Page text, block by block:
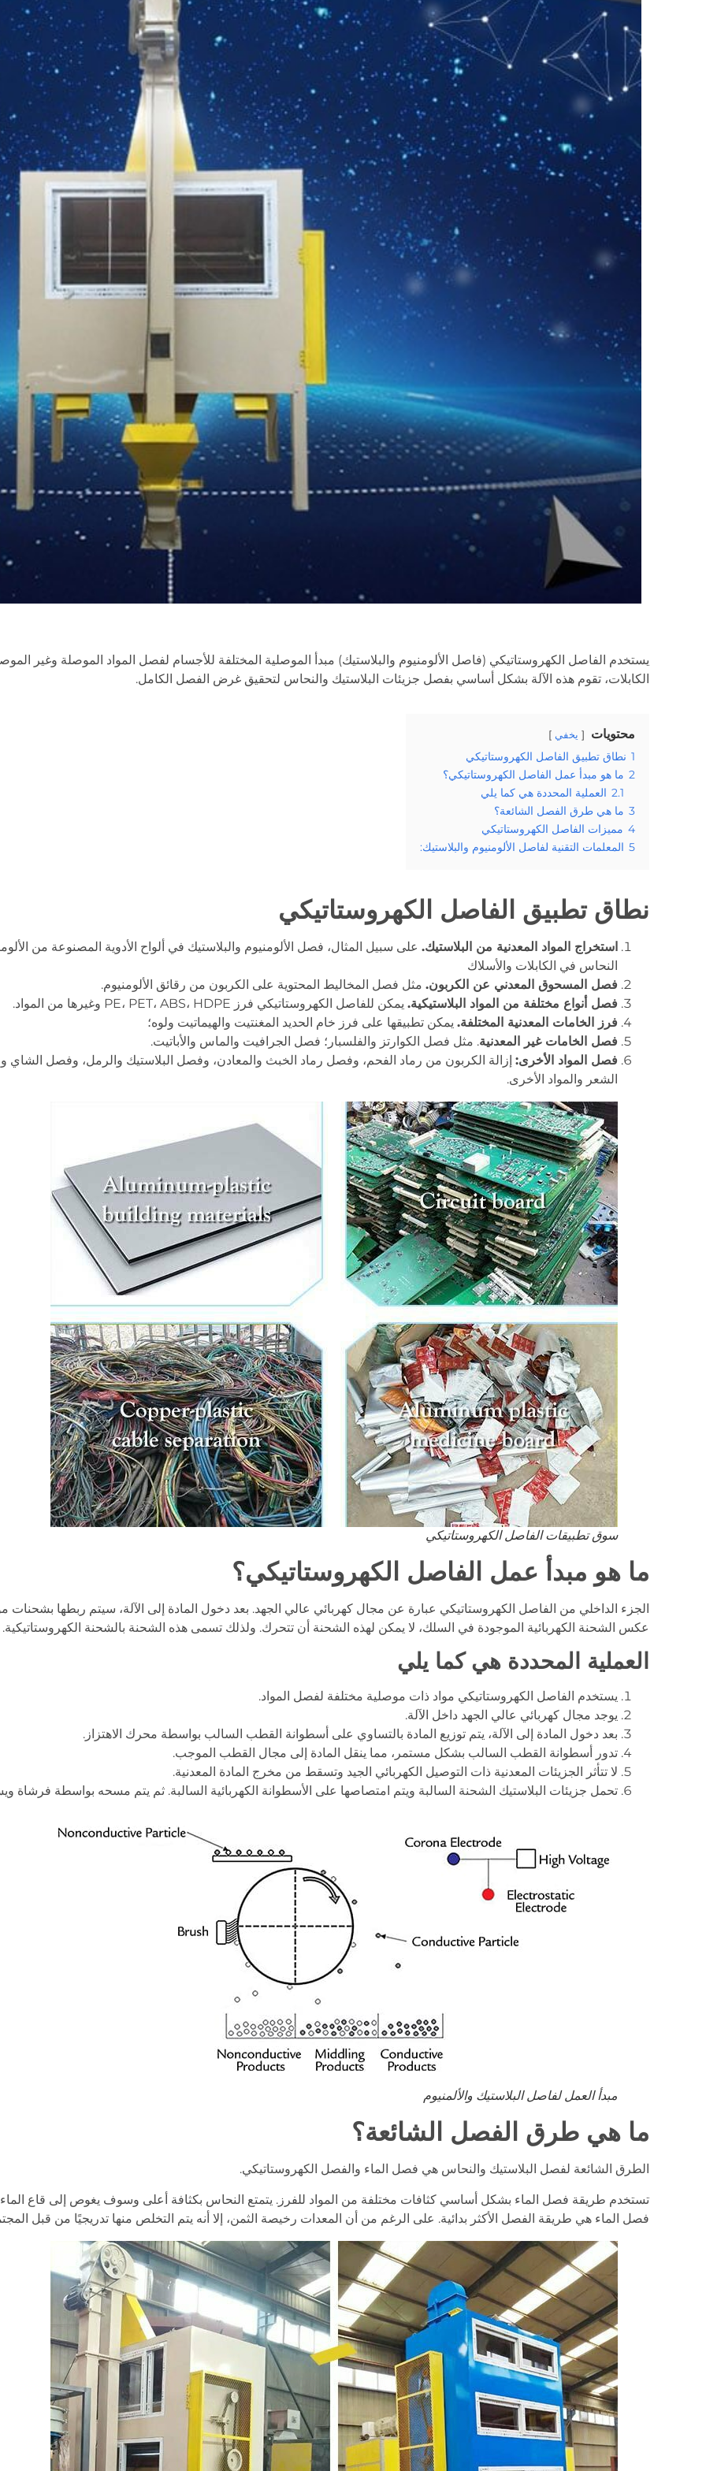
يستخدم الفاصل الكهروستاتيكي (فاصل الألومنيوم والبلاستيك) مبدأ الموصلية المختلفة للأجسام لفصل المواد الموصلة وغير
الكابلات، تقوم هذه الآلة بشكل أساسي بفصل جزيئات البلاستيك والنحاس لتحقيق غرض الفصل الكامل.
محتويات يخفي
1 نطاق تطبيق الفاصل الكهروستاتيكي
2 ما هو مبدأ عمل الفاصل الكهروستاتيكي؟
2.1 العملية المحددة هي كما يلي
3 ما هي طرق الفصل الشائعة؟
4 مميزات الفاصل الكهروستاتيكي
5 المعلمات التقنية لفاصل الألومنيوم والبلاستيك:
نطاق تطبيق الفاصل الكهروستاتيكي
استخراج المواد المعدنية من البلاستيك. على سبيل المثال، فصل الألومنيوم والبلاستيك في ألواح الأدوية المصنوعة من
النحاس في الكابلات والأسلاك
فصل المسحوق المعدني عن الكربون. مثل فصل المخاليط المحتوية على الكربون من رقائق الألومنيوم.
فصل أنواع مختلفة من المواد البلاستيكية. يمكن للفاصل الكهروستاتيكي فرز PE، PET، ABS، HDPE وغيرها من المواد.
فرز الخامات المعدنية المختلفة. يمكن تطبيقها على فرز خام الحديد المغنتيت والهيماتيت ولوه؛
فصل الخامات غير المعدنية. مثل فصل الكوارتز والفلسبار؛ فصل الجرافيت والماس والأباتيت.
فصل المواد الأخرى: إزالة الكربون من رماد الفحم، وفصل رماد الخبث والمعادن، وفصل البلاستيك والرمل، وفصل
الشعر والمواد الأخرى.
سوق تطبيقات الفاصل الكهروستاتيكي
ما هو مبدأ عمل الفاصل الكهروستاتيكي؟
الجزء الداخلي من الفاصل الكهروستاتيكي عبارة عن مجال كهربائي عالي الجهد. بعد دخول المادة إلى الآلة، سيتم ربطها بشحنات
عكس الشحنة الكهربائية الموجودة في السلك، لا يمكن لهذه الشحنة أن تتحرك. ولذلك تسمى هذه الشحنة بالشحنة الكهروستاتيكية.
العملية المحددة هي كما يلي
يستخدم الفاصل الكهروستاتيكي مواد ذات موصلية مختلفة لفصل المواد.
يوجد مجال كهربائي عالي الجهد داخل الآلة.
بعد دخول المادة إلى الآلة، يتم توزيع المادة بالتساوي على أسطوانة القطب السالب بواسطة محرك الاهتزاز.
تدور أسطوانة القطب السالب بشكل مستمر، مما ينقل المادة إلى مجال القطب الموجب.
لا تتأثر الجزيئات المعدنية ذات التوصيل الكهربائي الجيد وتسقط من مخرج المادة المعدنية.
تحمل جزيئات البلاستيك الشحنة السالبة ويتم امتصاصها على الأسطوانة الكهربائية السالبة. ثم يتم مسحه بواسطة
مبدأ العمل لفاصل البلاستيك والألمنيوم
ما هي طرق الفصل الشائعة؟
الطرق الشائعة لفصل البلاستيك والنحاس هي فصل الماء والفصل الكهروستاتيكي.
تستخدم طريقة فصل الماء بشكل أساسي كثافات مختلفة من المواد للفرز. يتمتع النحاس بكثافة أعلى وسوف يغوص إلى قاع
فصل الماء هي طريقة الفصل الأكثر بدائية. على الرغم من أن المعدات رخيصة الثمن، إلا أنه يتم التخلص منها تدريجيًا من